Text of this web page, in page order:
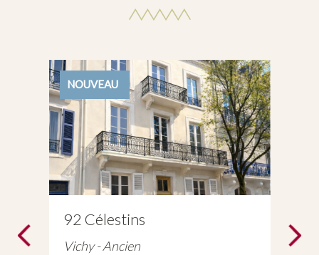
MARCHÉ SECONDAIRE
CARRE DAUSMENIL -
Marché secondaire